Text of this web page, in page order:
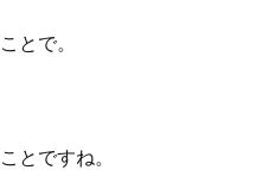
とで。
とですね。